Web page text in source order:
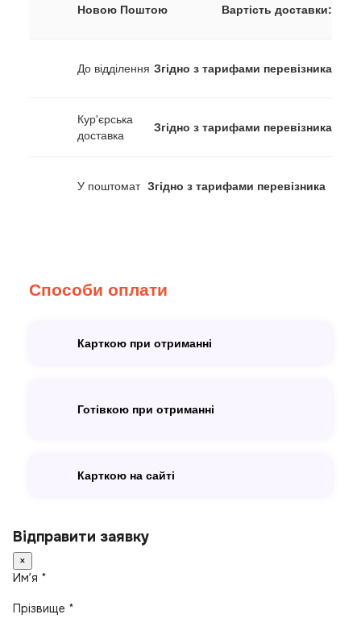
Новою Поштою Вартість доставки:
До відділення Згідно з тарифами перевізника
Кур'єрська
доставка
Згідно з тарифами перевізника
У поштомат Згідно з тарифами перевізника
Способи оплати
Карткою при отриманні
Готівкою при отриманні
Карткою на сайті
Відправити заявку
×
Имʼя *
Прізвище *